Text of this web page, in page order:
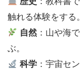
触れる体験をする。
自然：山や海
ぶ。
科学 ：宇宙セ